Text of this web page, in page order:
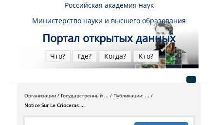
Российская академия наук
Министерство науки и высшего образования
Портал открытых данных
Что? Где? Когда? Кто?
Организации Государственный ...
Публикации: ...
Notice Sur Le Crioceras ...